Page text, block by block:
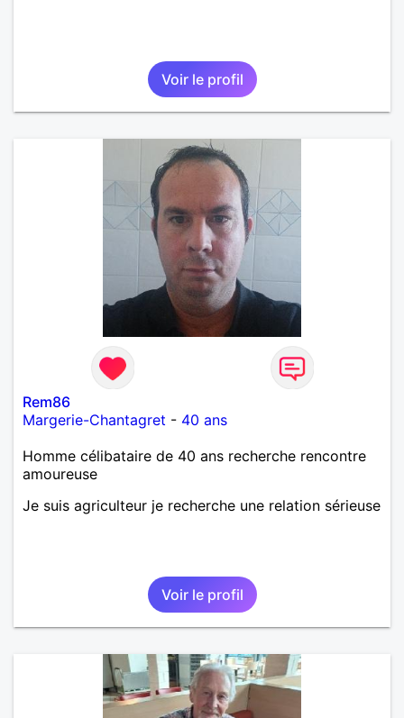
Voir le profil
Rem86
Margerie-Chantagret - 40 ans
Homme célibataire de 40 ans recherche rencontre
amoureuse
Je suis agriculteur je recherche une relation sérieuse
Voir le profil